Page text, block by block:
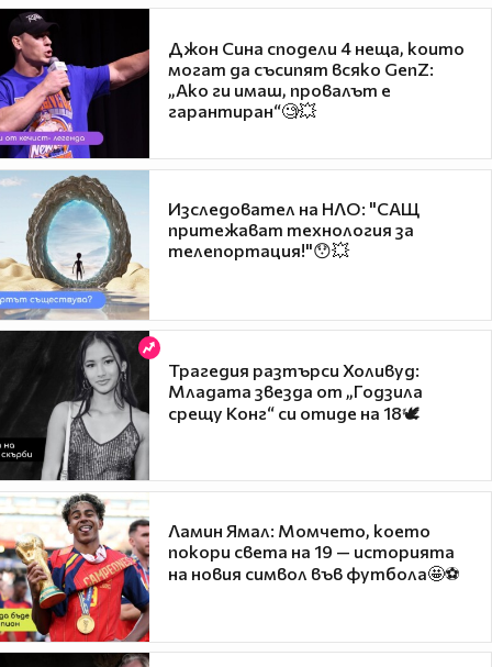
Джон Сина сподели 4 неща, които
могат да съсипят всяко GenZ:
„Ако ги имаш, провалът е
гарантиран“🧐💥
Изследовател на НЛО: "САЩ
притежават технология за
телепортация!"😯💥
Трагедия разтърси Холивуд:
Младата звезда от „Годзила
срещу Конг“ си отиде на 18🕊️
Ламин Ямал: Момчето, което
покори света на 19 — историята
на новия символ във футбола🤩⚽